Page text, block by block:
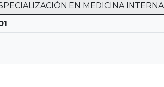
EN MEDICINA INTERNA